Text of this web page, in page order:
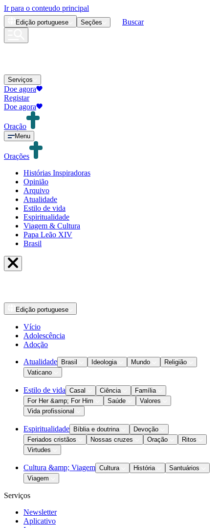
Ir para o conteudo principal
Edição portuguese Seções Buscar
Serviços
Doe agora
Registar
Doe agora
Oração
Menu
Orações
Histórias Inspiradoras
Opinião
Arquivo
Atualidade
Estilo de vida
Espiritualidade
Viagem & Cultura
Papa Leão XIV
Brasil
Edição portuguese
Vício
Adolescência
Adoção
Atualidade Brasil Ideologia Mundo
Religião
Vaticano
Estilo de vida Casal Ciência
Família
For Her &amp; For Him
Saúde
Valores
Vida profissional
Espiritualidade Bíblia e doutrina
Devoção
Feriados cristãos
Nossas cruzes Oração
Ritos
Virtudes
Cultura &amp; Viagem Cultura História
Santuários
Viagem
Serviços
Newsletter
Aplicativo